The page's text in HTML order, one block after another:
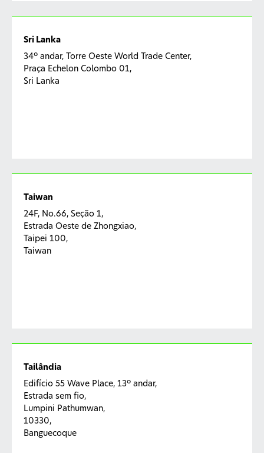
Sri Lanka
34º andar, Torre Oeste World Trade Center,
Praça Echelon Colombo 01,
Sri Lanka
Taiwan
24F, No.66, Seção 1,
Estrada Oeste de Zhongxiao,
Taipei 100,
Taiwan
Tailândia
Edifício 55 Wave Place, 13º andar,
Estrada sem fio,
Lumpini Pathumwan,
10330,
Banguecoque